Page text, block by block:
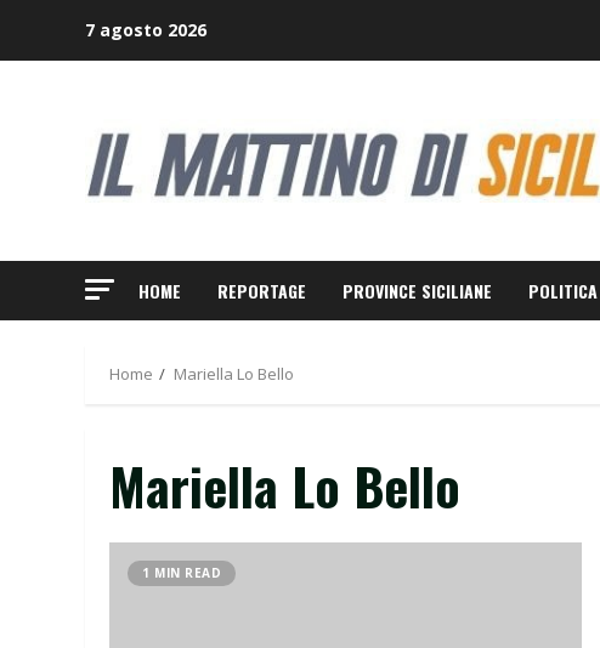
7 agosto 2026
HOME REPORTAGE PROVINCE SICILIANE POLITICA
Home Mariella Lo Bello
Mariella Lo Bello
1 MIN READ